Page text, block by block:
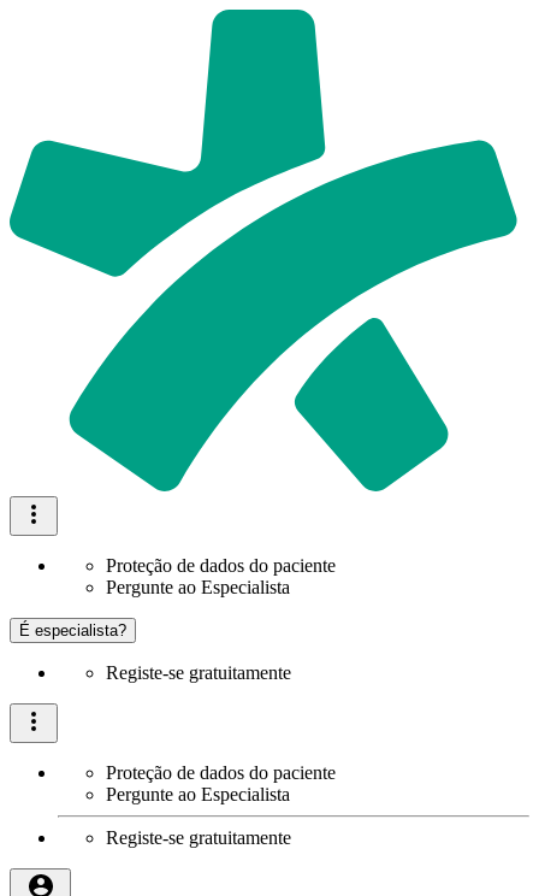
Proteção de dados do paciente
Pergunte ao Especialista
É especialista?
Registe-se gratuitamente
Proteção de dados do paciente
Pergunte ao Especialista
Registe-se gratuitamente